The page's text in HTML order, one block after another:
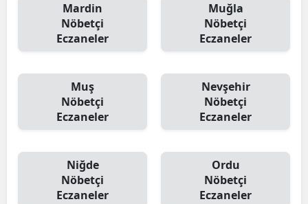
Mardin
Nöbetçi
Eczaneler
Muğla
Nöbetçi
Eczaneler
Muş
Nöbetçi
Eczaneler
Nevşehir
Nöbetçi
Eczaneler
Niğde
Nöbetçi
Eczaneler
Ordu
Nöbetçi
Eczaneler